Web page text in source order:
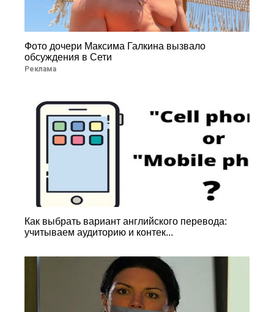
Фото дочери Максима Галкина вызвало
обсуждения в Сети
Реклама
Как выбрать вариант английского перевода:
учитываем аудиторию и контек...